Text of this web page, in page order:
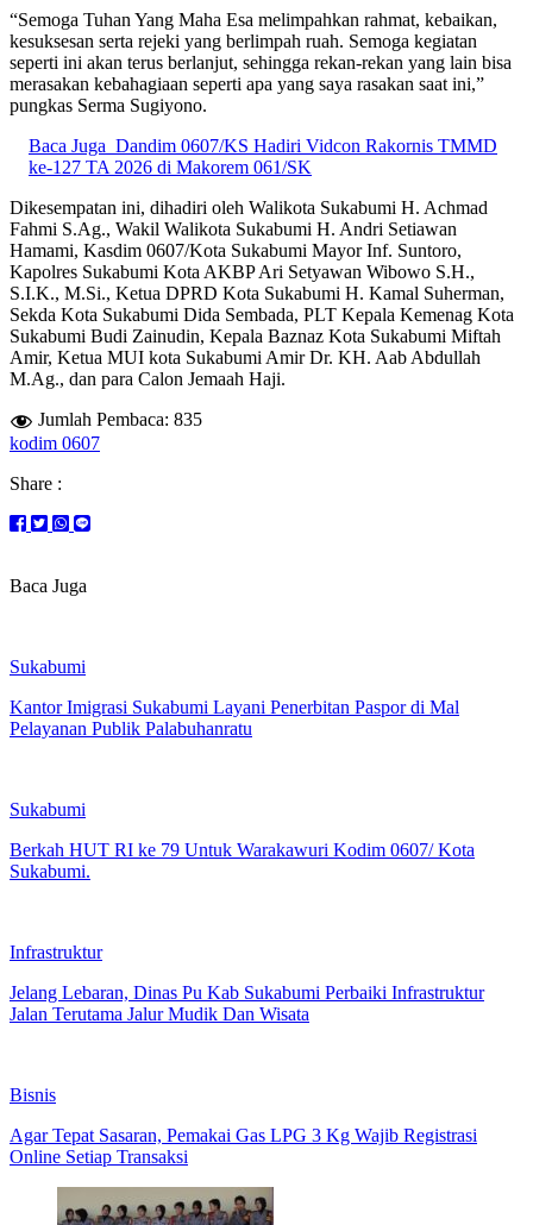
“Semoga Tuhan Yang Maha Esa melimpahkan rahmat, kebaikan,
kesuksesan serta rejeki yang berlimpah ruah. Semoga kegiatan
seperti ini akan terus berlanjut, sehingga rekan-rekan yang lain bisa
merasakan kebahagiaan seperti apa yang saya rasakan saat ini,”
pungkas Serma Sugiyono.
Baca Juga Dandim 0607/KS Hadiri Vidcon Rakornis TMMD
ke-127 TA 2026 di Makorem 061/SK
Dikesempatan ini, dihadiri oleh Walikota Sukabumi H. Achmad
Fahmi S.Ag., Wakil Walikota Sukabumi H. Andri Setiawan
Hamami, Kasdim 0607/Kota Sukabumi Mayor Inf. Suntoro,
Kapolres Sukabumi Kota AKBP Ari Setyawan Wibowo S.H.,
S.I.K., M.Si., Ketua DPRD Kota Sukabumi H. Kamal Suherman,
Sekda Kota Sukabumi Dida Sembada, PLT Kepala Kemenag Kota
Sukabumi Budi Zainudin, Kepala Baznaz Kota Sukabumi Miftah
Amir, Ketua MUI kota Sukabumi Amir Dr. KH. Aab Abdullah
M.Ag., dan para Calon Jemaah Haji.
Jumlah Pembaca: 835
kodim 0607
Share :
Baca Juga
Sukabumi
Kantor Imigrasi Sukabumi Layani Penerbitan Paspor di Mal
Pelayanan Publik Palabuhanratu
Sukabumi
Berkah HUT RI ke 79 Untuk Warakawuri Kodim 0607/ Kota
Sukabumi.
Infrastruktur
Jelang Lebaran, Dinas Pu Kab Sukabumi Perbaiki Infrastruktur
Jalan Terutama Jalur Mudik Dan Wisata
Bisnis
Agar Tepat Sasaran, Pemakai Gas LPG 3 Kg Wajib Registrasi
Online Setiap Transaksi